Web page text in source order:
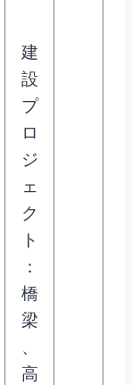
建
設
プ
ロ
ジ
ェ
ク
ト
：
橋
梁
、
高